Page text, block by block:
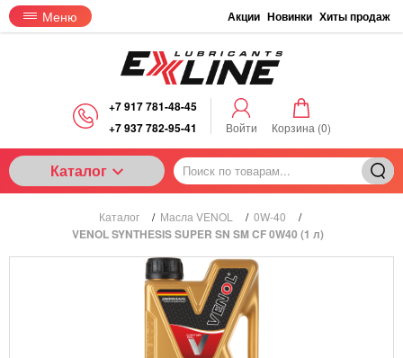
Меню Акции Новинки Хиты продаж
+7 917 781-48-45
+7 937 782-95-41
Войти Корзина (0)
Каталог
Каталог / Масла VENOL / 0W-40 /
VENOL SYNTHESIS SUPER SN SM CF 0W40 (1 л)